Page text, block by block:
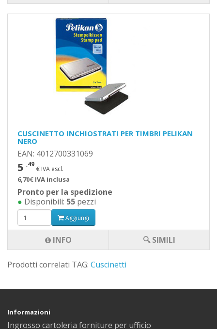
CUSCINETTO INCHIOSTRATI PER TIMBRI PELIKAN
NERO
EAN: 4012700331069
5 ,49
€ IVA escl.
6,70€ IVA inclusa
Pronto per la spedizione
● Disponibili: 55 pezzi
Aggiungi
INFO 🔍 SIMILI
Prodotti correlati TAG: Cuscinetti
Informazioni
Ingrosso cartoleria forniture per ufficio